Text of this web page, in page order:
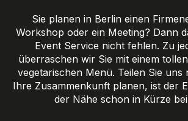
Sie planen in Berlin einen
Workshop oder ein Meeting? Dann
Event Service nicht fehlen. Zu
überraschen wir Sie mit einem
vegetarischen Menü. Teilen Sie uns
Ihre Zusammenkunft planen, ist der
der Nähe schon in Kürze